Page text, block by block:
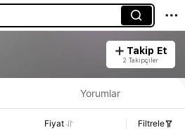
Takip Et
2 Takipçiler
Yorumlar
Fiyat Filtrele